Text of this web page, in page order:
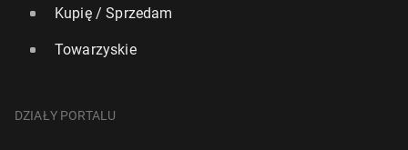
Kupię / Sprzedam
Towarzyskie
DZIAŁY PORTALU